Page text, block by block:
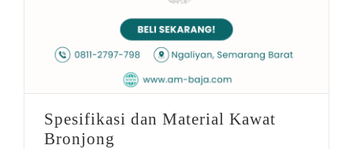
Spesifikasi dan Material Kawat
Bronjong